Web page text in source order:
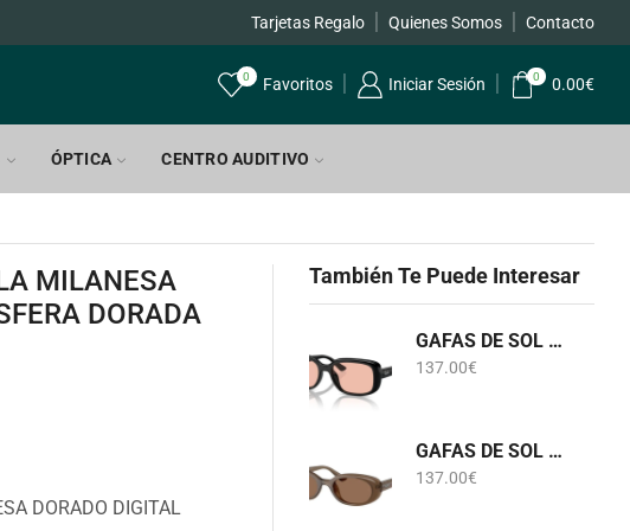
Tarjetas Regalo Quienes Somos Contacto
0 Favoritos Iniciar Sesión 0 0.00€
ÓPTICA CENTRO AUDITIVO
MILANESA
DORADA
DORADO DIGITAL
También Te Puede Interesar
GAFAS DE SOL RB 4421D 6677/84 RAY-BAN
137.00€
GAFAS DE SOL RB 4441D 6779/73 RAY-BAN
137.00€